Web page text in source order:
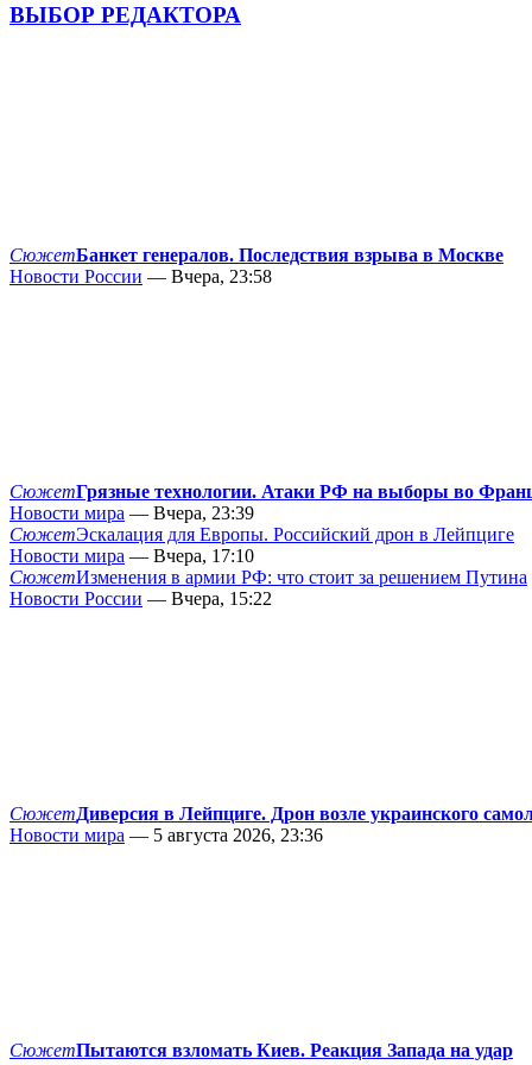
ВЫБОР РЕДАКТОРА
СюжетБанкет генералов. Последствия взрыва в Москве
Новости России — Вчера, 23:58
СюжетГрязные технологии. Атаки РФ на выборы во
Новости мира — Вчера, 23:39
СюжетЭскалация для Европы. Российский дрон в Лейпциге
Новости мира — Вчера, 17:10
СюжетИзменения в армии РФ: что стоит за решением Путина
Новости России — Вчера, 15:22
СюжетДиверсия в Лейпциге. Дрон возле украинского
Новости мира — 5 августа 2026, 23:36
СюжетПытаются взломать Киев. Реакция Запада на удар